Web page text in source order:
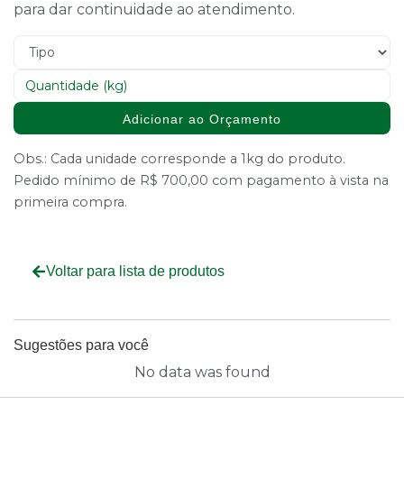
para dar continuidade ao atendimento.
Adicionar ao Orçamento
Obs.: Cada unidade corresponde a 1kg do produto.
Pedido mínimo de R$ 700,00 com pagamento à vista na
primeira compra.
Voltar para lista de produtos
Sugestões para você
No data was found